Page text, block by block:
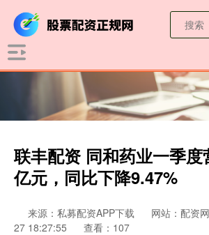
联丰配资 同和药业一季度
亿元，同比下降9.47%
来源：私募配资APP下载 网站：配资网
27 18:27:55
查看：107